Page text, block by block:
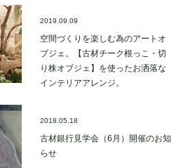
2019.09.09
空間づくりを楽しむ為のアートオ
ブジェ。【古材チーク根っこ・切
り株オブジェ】を使ったお洒落な
インテリアアレンジ。
2018.05.18
古材銀行見学会（6月）開催のお知
らせ